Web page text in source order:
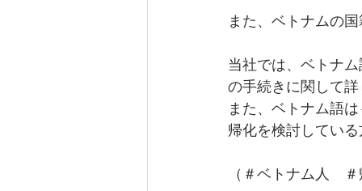
また、ベトナムの
当社では、ベトナ
の手続きに関して
また、ベトナム語
帰化を検討してい
（＃ベトナム人　